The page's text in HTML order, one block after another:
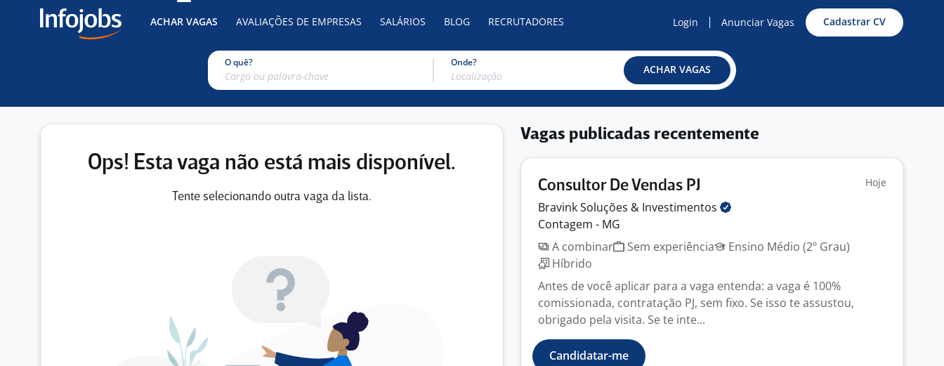
ACHAR VAGAS AVALIAÇÕES DE EMPRESAS SALÁRIOS BLOG RECRUTADORES Login Anunciar Vagas Cadastrar CV
O quê? Onde?
ACHAR VAGAS
Ops! Esta vaga não está mais disponível.
Tente selecionando outra vaga da lista.
Vagas publicadas recentemente
Consultor De Vendas PJ Hoje
Bravink Soluções & Investimentos
Contagem - MG
A combinar
Sem experiência
Ensino Médio (2º Grau)
Híbrido
Antes de você aplicar para a vaga entenda: a vaga é 100%
comissionada, contratação PJ, sem fixo. Se isso te assustou,
obrigado pela visita. Se te inte...
Candidatar-me